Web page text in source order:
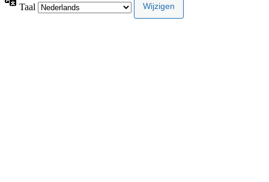
Taal